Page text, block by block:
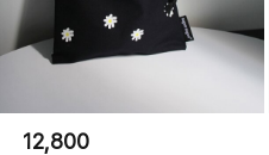
12,800